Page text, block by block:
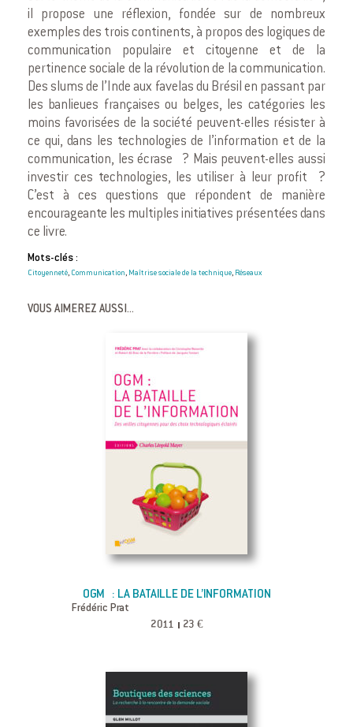
il propose une réflexion, fondée sur de nombreux
exemples des trois continents, à propos des logiques de
communication populaire et citoyenne et de la
pertinence sociale de la révolution de la communication.
Des slums de l’Inde aux favelas du Brésil en passant par
les banlieues françaises ou belges, les catégories les
moins favorisées de la société peuvent-elles résister à
ce qui, dans les technologies de l’information et de la
communication, les écrase ? Mais peuvent-elles aussi
investir ces technologies, les utiliser à leur profit ?
C’est à ces questions que répondent de manière
encourageante les multiples initiatives présentées dans
ce livre.
Mots-clés :
Citoyenneté, Communication, Maîtrise sociale de la technique, Réseaux
VOUS AIMEREZ AUSSI...
OGM : LA BATAILLE DE L’INFORMATION
Frédéric Prat
2011 23 €